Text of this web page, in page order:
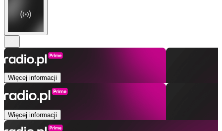
Więcej informacji
Więcej informacji